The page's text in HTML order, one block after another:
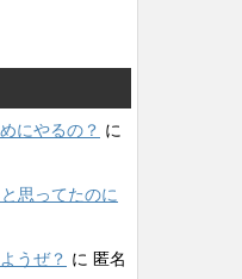
にやるの？ に
思ってたのに
うぜ？ に 匿名